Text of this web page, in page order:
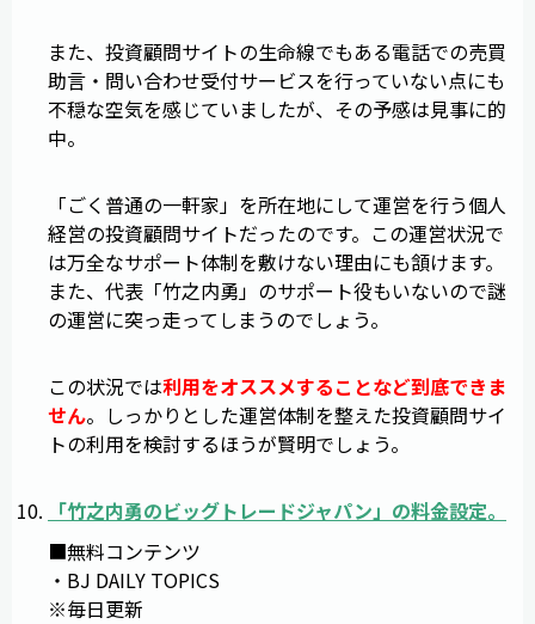
また、投資顧問サイトの生命線でもある電話での売買
助言・問い合わせ受付サービスを行っていない点にも
不穏な空気を感じていましたが、その予感は見事に的
中。
「ごく普通の一軒家」を所在地にして運営を行う個人
経営の投資顧問サイトだったのです。この運営状況で
は万全なサポート体制を敷けない理由にも頷けます。
また、代表「竹之内勇」のサポート役もいないので謎
の運営に突っ走ってしまうのでしょう。
この状況では利用をオススメすることなど到底できま
せん。しっかりとした運営体制を整えた投資顧問サイ
トの利用を検討するほうが賢明でしょう。
「竹之内勇のビッグトレードジャパン 」の料金設定。
■無料コンテンツ
・BJ DAILY TOPICS
※毎日更新